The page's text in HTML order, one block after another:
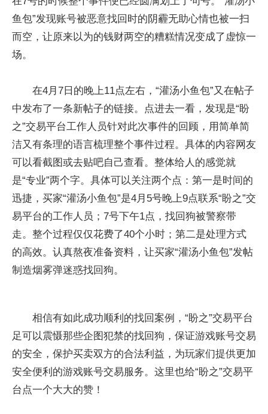
鱼包”发现账号被恶意找回时的阴霾无助心情也被一扫
而空，让原来以为的钱财两空的糟糕情况变成了虚惊一
场。
在4月7日的晚上11点左右，“灌汤小鱼包”又在帖子
中发布了一条新帖子的链接。点进去一看，发现是“盼
之”交易平台工作人员针对此次事件的回顾，用简单简
洁又有条理的语言梳理整个事件过程。具体的内容网友
可以看截图或去贴吧自己查看。整体给人的感觉就
是“专业”两个字。具体可以关注两个点：第一是时间的
迅捷，买家“灌汤小鱼包”是4月5号晚上9点联系“盼之”交
易平台的工作人员；7号下午1点，找回狗被警察带
走。整个过程仅仅花费了40个小时；第二是处理方式
的高效。认真熬夜准备资料，让买家“灌汤小鱼包”发帖
制造烟雾弹迷惑找回狗。
相信有如此成功顺利的找回案例，“盼之”交易平台
足可以震慑那些企图犯禁的找回狗，保证游戏账号交易
的安全，保护买卖双方的合法利益，为玩家们提供更加
安全便利的游戏账号交易服务。这里也给“盼之”交易平
台点一个大大的赞！